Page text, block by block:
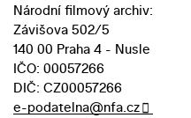
Národní filmový archiv:
Závišova 502/5
140 00 Praha 4 - Nusle
IČO: 00057266
DIČ: CZ00057266
e-podatelna@nfa.cz